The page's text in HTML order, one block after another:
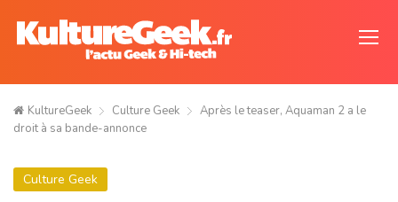
KultureGeek Culture Geek
Après le teaser, Aquaman 2 a le
droit à sa bande-annonce
Culture Geek